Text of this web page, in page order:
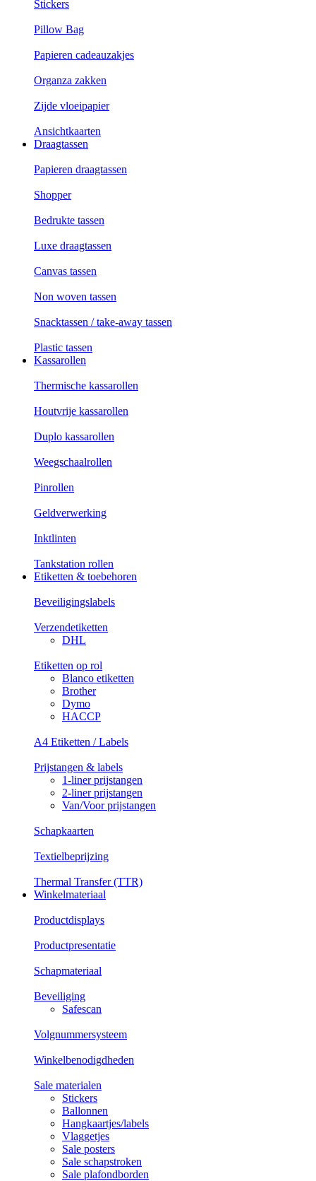
Stickers
Pillow Bag
Papieren cadeauzakjes
Organza zakken
Zijde vloeipapier
Ansichtkaarten
Draagtassen
Papieren draagtassen
Shopper
Bedrukte tassen
Luxe draagtassen
Canvas tassen
Non woven tassen
Snacktassen / take-away tassen
Plastic tassen
Kassarollen
Thermische kassarollen
Houtvrije kassarollen
Duplo kassarollen
Weegschaalrollen
Pinrollen
Geldverwerking
Inktlinten
Tankstation rollen
Etiketten & toebehoren
Beveiligingslabels
Verzendetiketten
DHL
Etiketten op rol
Blanco etiketten
Brother
Dymo
HACCP
A4 Etiketten / Labels
Prijstangen & labels
1-liner prijstangen
2-liner prijstangen
Van/Voor prijstangen
Schapkaarten
Textielbeprijzing
Thermal Transfer (TTR)
Winkelmateriaal
Productdisplays
Productpresentatie
Schapmateriaal
Beveiliging
Safescan
Volgnummersysteem
Winkelbenodigdheden
Sale materialen
Stickers
Ballonnen
Hangkaartjes/labels
Vlaggetjes
Sale posters
Sale schapstroken
Sale plafondborden